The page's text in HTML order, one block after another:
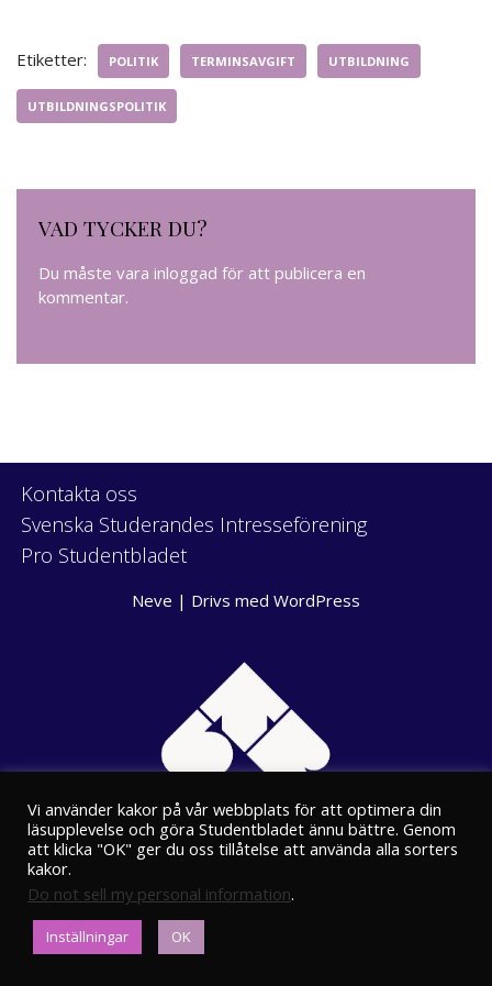
Etiketter: POLITIK TERMINSAVGIFT UTBILDNING
UTBILDNINGSPOLITIK
VAD TYCKER DU?
Du måste vara inloggad för att publicera en
kommentar.
Kontakta oss
Svenska Studerandes Intresseförening
Pro Studentbladet
Neve | Drivs med WordPress
Eriksgatan 8
00100 Helsingfors
Vi använder kakor på vår webbplats för att optimera din
läsupplevelse och göra Studentbladet ännu bättre. Genom
att klicka "OK" ger du oss tillåtelse att använda alla sorters
kakor.
Do not sell my personal information.
Inställningar OK